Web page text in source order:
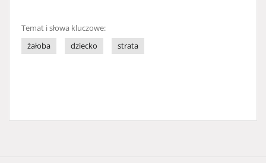
Temat i słowa kluczowe:
żałoba
dziecko strata